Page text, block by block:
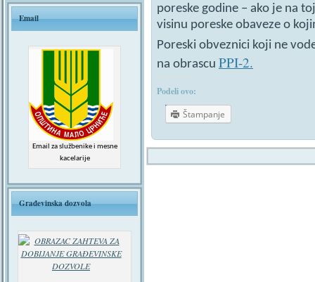
Email
Email za službenike i mesne
kacelarije
Građevinska dozvola
poreske godine – ako je na
visinu poreske obaveze o
Poreski obveznici koji ne
na obrascu PPI-2.
Podeli ovo:
Štampanje